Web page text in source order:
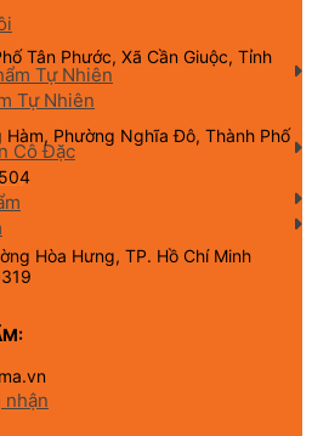
Tự Nhiên
Tự Nhiên
Cô Đặc
nhận
Tân Phước, Xã Cần Giuộc, Tỉnh
Phường Nghĩa Đô, Thành Phố
Hòa Hưng, TP. Hồ Chí Minh